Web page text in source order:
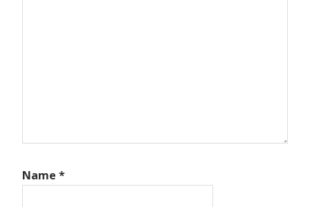
Name *